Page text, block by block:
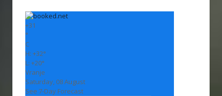
+31
°
C
H: +32°
L: +20°
Vranje
Saturday, 08 August
See 7-Day Forecast